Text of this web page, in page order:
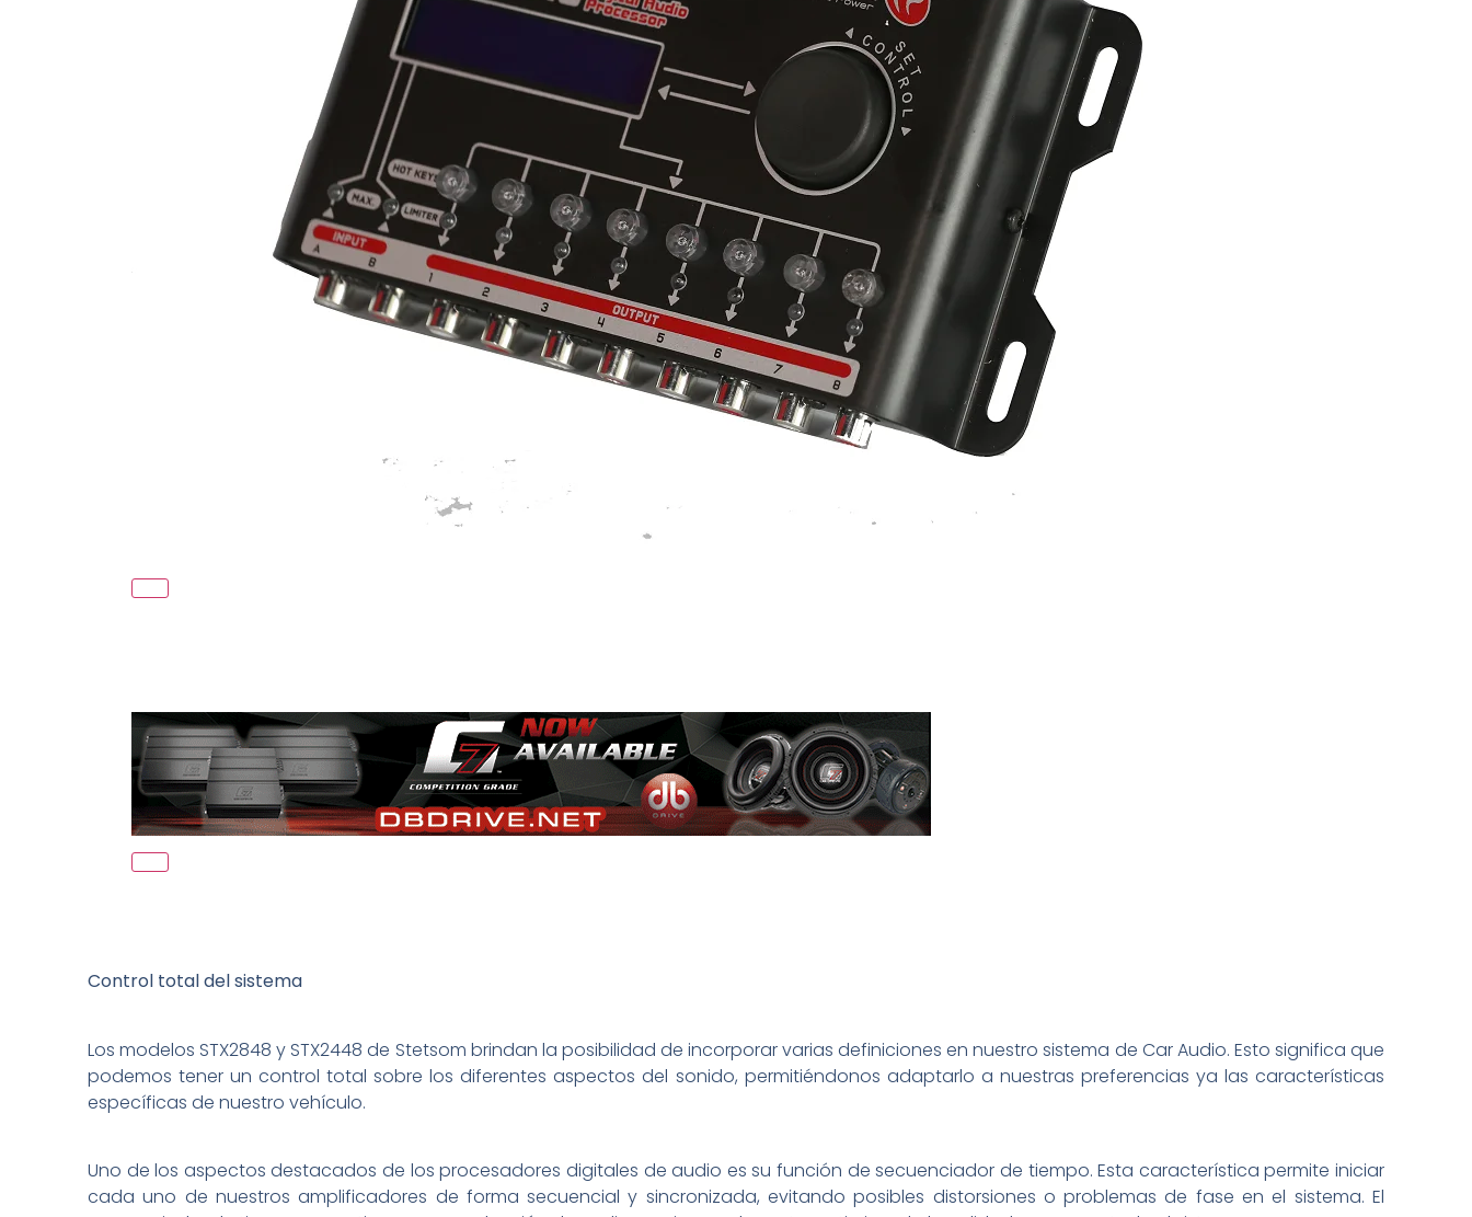
Control total del sistema
Los modelos STX2848 y STX2448 de Stetsom brindan la posibilidad de incorporar varias definiciones en nuestro sistema de Car Audio. Esto significa que
podemos tener un control total sobre los diferentes aspectos del sonido, permitiéndonos adaptarlo a nuestras preferencias ya las características
específicas de nuestro vehículo.
Uno de los aspectos destacados de los procesadores digitales de audio es su función de secuenciador de tiempo. Esta característica permite iniciar
cada uno de nuestros amplificadores de forma secuencial y sincronizada, evitando posibles distorsiones o problemas de fase en el sistema. El